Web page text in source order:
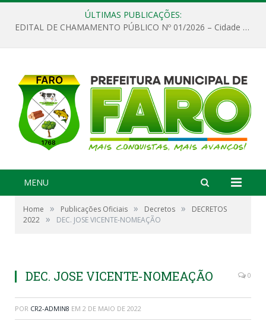
ÚLTIMAS PUBLICAÇÕES:
EDITAL DE CHAMAMENTO PÚBLICO Nº 01/2026 – Cidade de Faro
MENU
Home » Publicações Oficiais » Decretos »
DECRETOS
2022 » DEC. JOSE VICENTE-NOMEAÇÃO
DEC. JOSE VICENTE-NOMEAÇÃO 0
POR CR2-ADMIN8 EM 2 DE MAIO DE 2022